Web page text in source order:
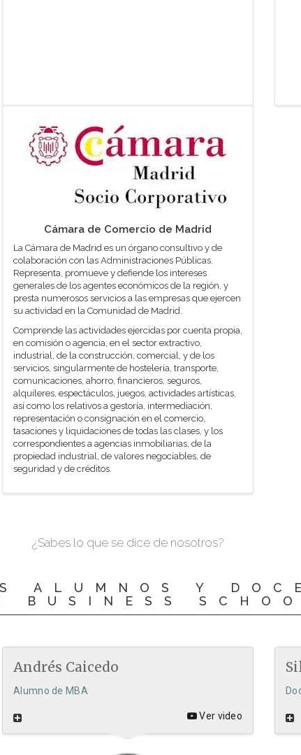
Cámara de Comercio de Madrid
La Cámara de Madrid es un órgano consultivo y de
colaboración con las Administraciones Públicas.
Representa, promueve y defiende los intereses
generales de los agentes económicos de la región, y
presta numerosos servicios a las empresas que ejercen
su actividad en la Comunidad de Madrid.
Comprende las actividades ejercidas por cuenta propia,
en comisión o agencia, en el sector extractivo,
industrial, de la construcción, comercial, y de los
servicios, singularmente de hostelería, transporte,
comunicaciones, ahorro, financieros, seguros,
alquileres, espectáculos, juegos, actividades artísticas,
así como los relativos a gestoría, intermediación,
representación o consignación en el comercio,
tasaciones y liquidaciones de todas las clases, y los
correspondientes a agencias inmobiliarias, de la
propiedad industrial, de valores negociables, de
seguridad y de créditos.
¿Sabes lo que se dice de nosotros?
ALUMNOS Y
BUSINESS
Andrés Caicedo
Alumno de MBA
Ver video